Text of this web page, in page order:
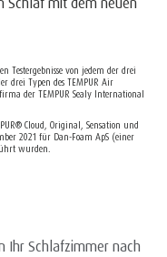
Testergebnisse von jedem der drei
drei Typen des TEMPUR Air
der TEMPUR Sealy International
Cloud, Original, Sensation und
2021 für Dan-Foam ApS (einer
wurden.
Ihr Schlafzimmer nach